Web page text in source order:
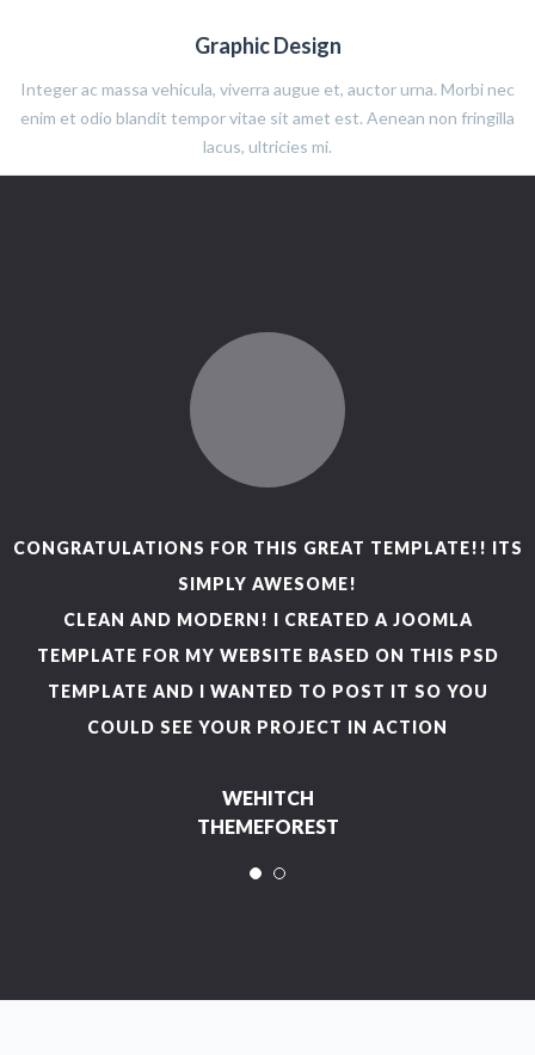
Graphic Design
Integer ac massa vehicula, viverra augue et, auctor urna. Morbi nec
enim et odio blandit tempor vitae sit amet est. Aenean non fringilla
lacus, ultricies mi.
CONGRATULATIONS FOR THIS GREAT TEMPLATE!! ITS
SIMPLY AWESOME!
CLEAN AND MODERN! I CREATED A JOOMLA
TEMPLATE FOR MY WEBSITE BASED ON THIS PSD
TEMPLATE AND I WANTED TO POST IT SO YOU
COULD SEE YOUR PROJECT IN ACTION
WEHITCH
THEMEFOREST